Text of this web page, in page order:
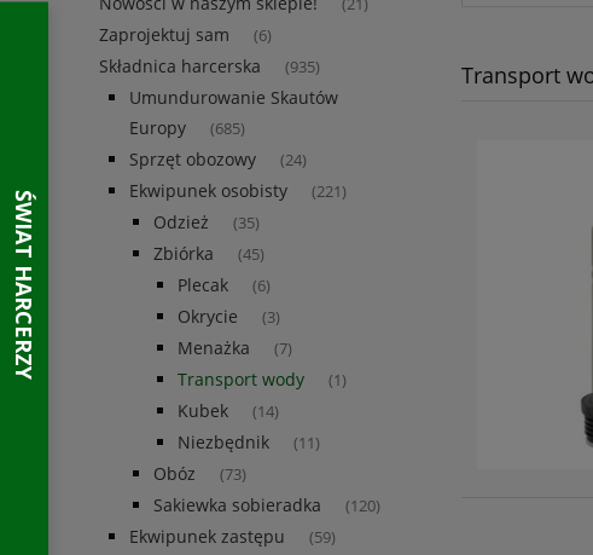
(21)
Zaprojektuj sam (6)
Składnica harcerska (935)
Umundurowanie Skautów
Europy
(685)
Sprzęt obozowy (24)
Ekwipunek osobisty (221)
Odzież (35)
Zbiórka (45)
Plecak (6)
Okrycie (3)
Menażka (7)
Transport wody (1)
Kubek (14)
Niezbędnik (11)
Obóz (73)
Sakiewka sobieradka (120)
Ekwipunek zastępu (59)
Transport